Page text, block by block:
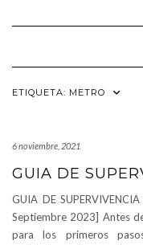
ETIQUETA: METRO
6 noviembre, 2021
GUIA DE
GUIA DE
Septiembre 2023] Antes
para los primeros